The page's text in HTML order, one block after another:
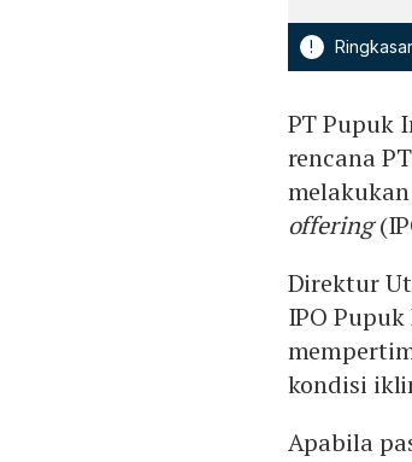
!
PT Pupuk
rencana
offering
Direktur
IPO
kondisi
Apabila